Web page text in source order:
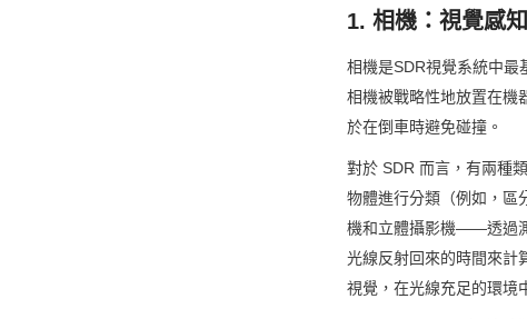
1. 相機：視覺感
相機是SDR視覺系統中最
相機被戰略性地放置在機
於在倒車時避免碰撞。
對於 SDR 而言，有兩種
物體進行分類（例如，
機和立體攝影機——透過
光線反射回來的時間來計
視覺，在光線充足的環境